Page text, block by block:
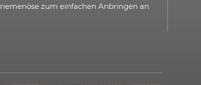
zum einfachen Anbringen an